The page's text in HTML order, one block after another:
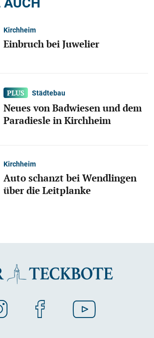
Kirchheim
Einbruch bei Juwelier
Städtebau
Neues von Badwiesen und dem
Paradiesle in Kirchheim
Kirchheim
Auto schanzt bei Wendlingen
über die Leitplanke